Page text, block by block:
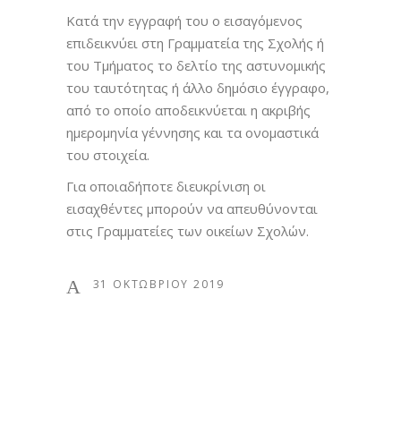
Κατά την εγγραφή του ο εισαγόμενος
επιδεικνύει στη Γραμματεία της Σχολής ή
του Τμήματος το δελτίο της αστυνομικής
του ταυτότητας ή άλλο δημόσιο έγγραφο,
από το οποίο αποδεικνύεται η ακριβής
ημερομηνία γέννησης και τα ονομαστικά
του στοιχεία.
Για οποιαδήποτε διευκρίνιση οι
εισαχθέντες μπορούν να απευθύνονται
στις Γραμματείες των οικείων Σχολών.
31 ΟΚΤΩΒΡΊΟΥ 2019